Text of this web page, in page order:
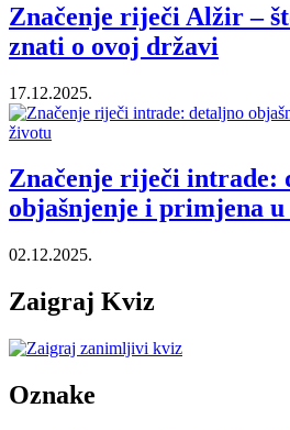
Značenje riječi Alžir –
znati o ovoj državi
17.12.2025.
Značenje riječi intrade:
objašnjenje i primjena
02.12.2025.
Zaigraj Kviz
Oznake